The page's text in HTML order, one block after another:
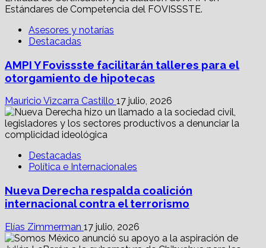
Asesores y notarías
Destacadas
AMPI Y Fovissste facilitarán talleres para el
otorgamiento de hipotecas
Mauricio Vizcarra Castillo 17 julio, 2026
Destacadas
Política e Internacionales
Nueva Derecha respalda coalición
internacional contra el terrorismo
Elías Zimmerman 17 julio, 2026